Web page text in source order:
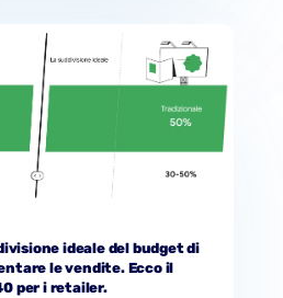
ideale del budget di
le vendite. Ecco il
per i retailer.